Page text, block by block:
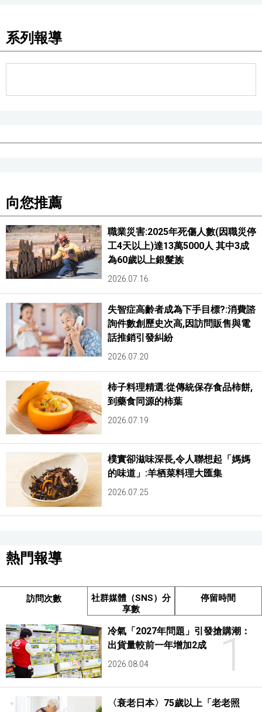
系列報導
向您推薦
職業災害:2025年死傷人數(因職災停
工4天以上)達13萬5000人 其中3成
為60歲以上銀髮族
2026.07.16
失智症高齡者成為下手目標?:消費諮
詢件數創歷史次高,因訪問販售與電
話推銷引發糾紛
2026.07.20
柿子料理精選:從傳統保存食品柿餅,
到藥食同源的柿葉
2026.07.19
樸實卻滋味深長,令人聯想起「媽媽
的味道」:羊栖菜料理大匯集
2026.07.25
熱門報導
訪問次數
社群媒體（SNS）分
享數
停留時間
1
冷氣「2027年問題」引發搶購潮：
出貨量較前一年增加2成
2026.08.04
〈衰老日本〉75歲以上「老老照